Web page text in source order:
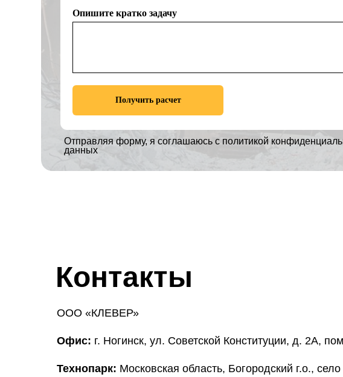
Отправляя форму, я соглашаюсь с политикой
данных
Опишите кратко задачу
Получить расчет
Контакты
ООО «КЛЕВЕР»
Офис: г. Ногинск, ул. Советской Конституции, д. 2А,
Технопарк: Московская область, Богородский г.о.,